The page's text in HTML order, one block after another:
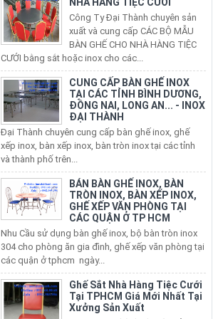
xuất và cung cấp CÁC BỘ MẪU
BÀN GHẾ CHO NHÀ HÀNG TIỆC
CƯỚI bằng sắt hoặc inox cho các...
CUNG CẤP BÀN GHẾ INOX
TẠI CÁC TỈNH BÌNH DƯƠNG,
ĐỒNG NAI, LONG AN... - INOX
ĐẠI THÀNH
Đại Thành chuyên cung cấp bàn ghế inox, ghế
xếp inox, bàn xếp inox, bàn tròn inox tại các tỉnh
và thành phố trên...
TRÒN INOX, BÀN XẾP INOX,
GHẾ XẾP VĂN PHÒNG TẠI
CÁC QUẬN Ở TP HCM
Nhu Cầu sử dụng bàn ghế inox, bộ bàn tròn inox
304 cho phòng ăn gia đình, ghế xếp văn phòng tại
các quận ở tphcm ngày...
Ghế Sắt Nhà Hàng Tiệc Cưới
Tại TPHCM Giá Mới Nhất Tại
Xưởng Sản Xuất
Đại Ty Đại Thành chuyên sản